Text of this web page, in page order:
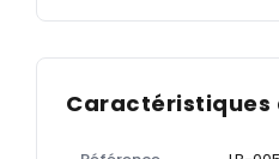
Cuisine
Caractéristiques